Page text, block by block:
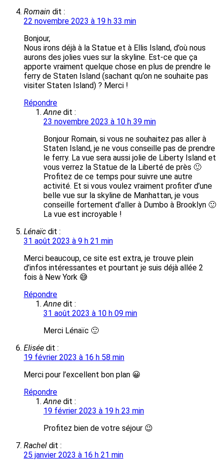
Romain dit :
22 novembre 2023 à 19 h 33 min
Bonjour,
Nous irons déjà à la Statue et à Ellis Island, d’où nous
aurons des jolies vues sur la skyline. Est-ce que ça
apporte vraiment quelque chose en plus de prendre le
ferry de Staten Island (sachant qu’on ne souhaite pas
visiter Staten Island) ? Merci !
Répondre
Anne dit :
23 novembre 2023 à 10 h 39 min
Bonjour Romain, si vous ne souhaitez pas aller à
Staten Island, je ne vous conseille pas de prendre
le ferry. La vue sera aussi jolie de Liberty Island et
vous verrez la Statue de la Liberté de près 🙂
Profitez de ce temps pour suivre une autre
activité. Et si vous voulez vraiment profiter d’une
belle vue sur la skyline de Manhattan, je vous
conseille fortement d’aller à Dumbo à Brooklyn 🙂
La vue est incroyable !
Lénaïc dit :
31 août 2023 à 9 h 21 min
Merci beaucoup, ce site est extra, je trouve plein
d’infos intéressantes et pourtant je suis déjà allée 2
fois à New York 😅
Répondre
Anne dit :
31 août 2023 à 10 h 09 min
Merci Lénaïc 🙂
Elisée dit :
19 février 2023 à 16 h 58 min
Merci pour l’excellent bon plan 😀
Répondre
Anne dit :
19 février 2023 à 19 h 23 min
Profitez bien de votre séjour 😉
Rachel dit :
25 janvier 2023 à 16 h 21 min